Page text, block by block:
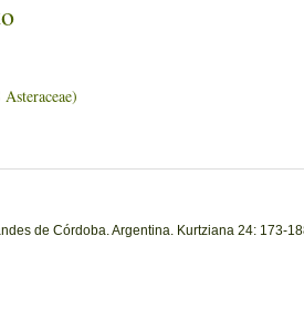
de Córdoba. Argentina. Kurtziana 24: 173-